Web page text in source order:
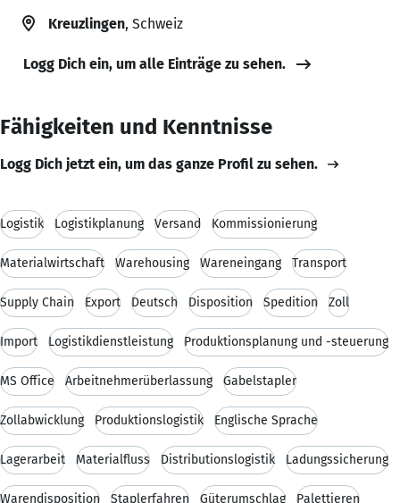
Kreuzlingen, Schweiz
Logg Dich ein, um alle Einträge zu sehen.
Fähigkeiten und Kenntnisse
Logg Dich jetzt ein, um das ganze Profil zu sehen.
Logistik Logistikplanung Versand Kommissionierung
Materialwirtschaft Warehousing Wareneingang Transport
Supply Chain Export Deutsch Disposition Spedition Zoll
Import Logistikdienstleistung Produktionsplanung und -steuerung
MS Office Arbeitnehmerüberlassung Gabelstapler
Zollabwicklung Produktionslogistik Englische Sprache
Lagerarbeit Materialfluss Distributionslogistik Ladungssicherung
Warendisposition Staplerfahren Güterumschlag Palettieren